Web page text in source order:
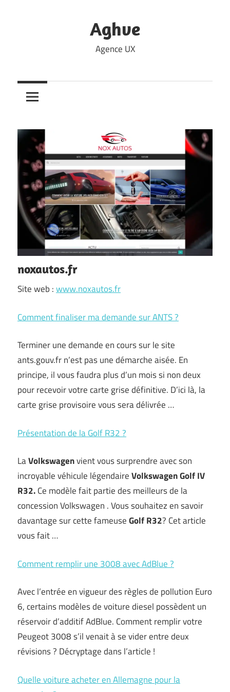
Aghve
Agence UX
noxautos.fr
Site web :www.noxautos.fr
Comment finaliser ma demande sur ANTS ?
Terminer une demande en cours sur le site
ants.gouv.fr n’est pas une démarche aisée. En
principe, il vous faudra plus d’un mois si non deux
pour recevoir votre carte grise définitive. D’ici là, la
carte grise provisoire vous sera délivrée …
Présentation de la Golf R32 ?
LaVolkswagenvient vous surprendre avec son
incroyable véhicule légendaireVolkswagen Golf IV
R32.Ce modèle fait partie des meilleurs de la
concession Volkswagen . Vous souhaitez en savoir
davantage sur cette fameuseGolf R32? Cet article
vous fait …
Comment remplir une 3008 avec AdBlue ?
Avec l’entrée en vigueur des règles de pollution Euro
6, certains modèles de voiture diesel possèdent un
réservoir d’additif AdBlue. Comment remplir votre
Peugeot 3008 s’il venait à se vider entre deux
révisions ? Décryptage dans l’article !
Quelle voiture acheter en Allemagne pour la